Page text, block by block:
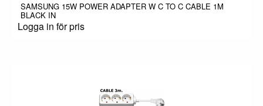
SAMSUNG 15W POWER ADAPTER W C TO C CABLE 1M
BLACK IN
Logga in för pris